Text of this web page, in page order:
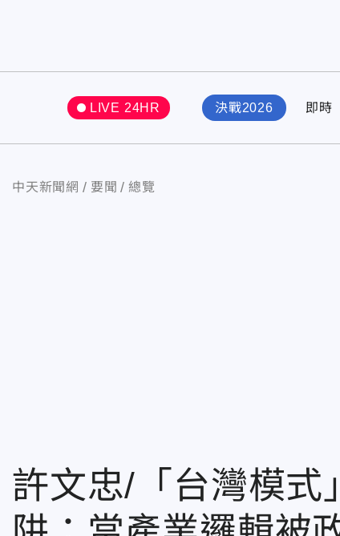
LIVE 24HR 決戰2026 即時
中天新聞網 要聞 總覽
許文忠/「台灣模式